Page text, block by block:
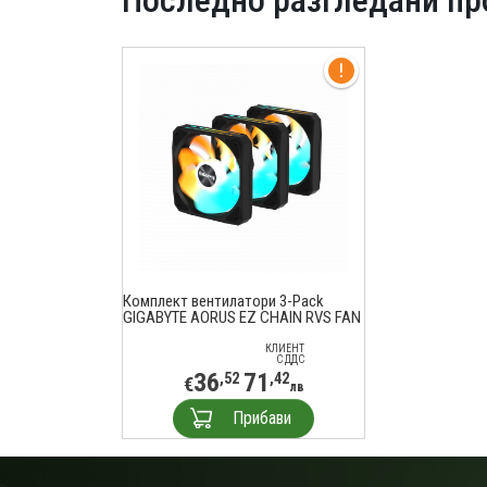
Комплект вентилатори 3-Pack
GIGABYTE AORUS EZ CHAIN RVS FAN
КЛИЕНТ
С ДДС
€36,52 71 ,42лв
Прибави